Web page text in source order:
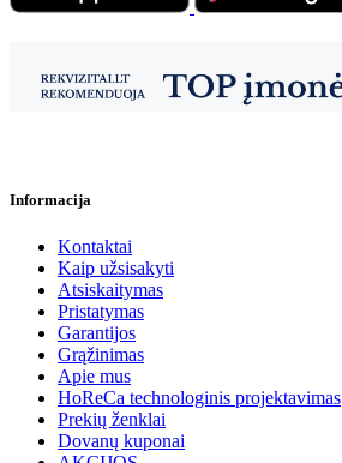
Informacija
Kontaktai
Kaip užsisakyti
Atsiskaitymas
Pristatymas
Garantijos
Grąžinimas
Apie mus
HoReCa technologinis projektavimas
Prekių ženklai
Dovanų kuponai